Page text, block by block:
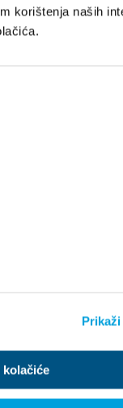
korištenja naših
kolačiće